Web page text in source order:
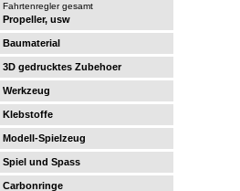
Fahrtenregler gesamt
Propeller, usw
Baumaterial
3D gedrucktes Zubehoer
Werkzeug
Klebstoffe
Modell-Spielzeug
Spiel und Spass
Carbonringe